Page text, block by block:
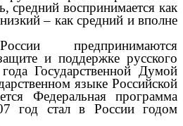
средний воспринимается как
– как средний и вполне
предпринимаются
и поддержке русского
Государственной Думой
языке Российской
Федеральная программа
год стал в России годом